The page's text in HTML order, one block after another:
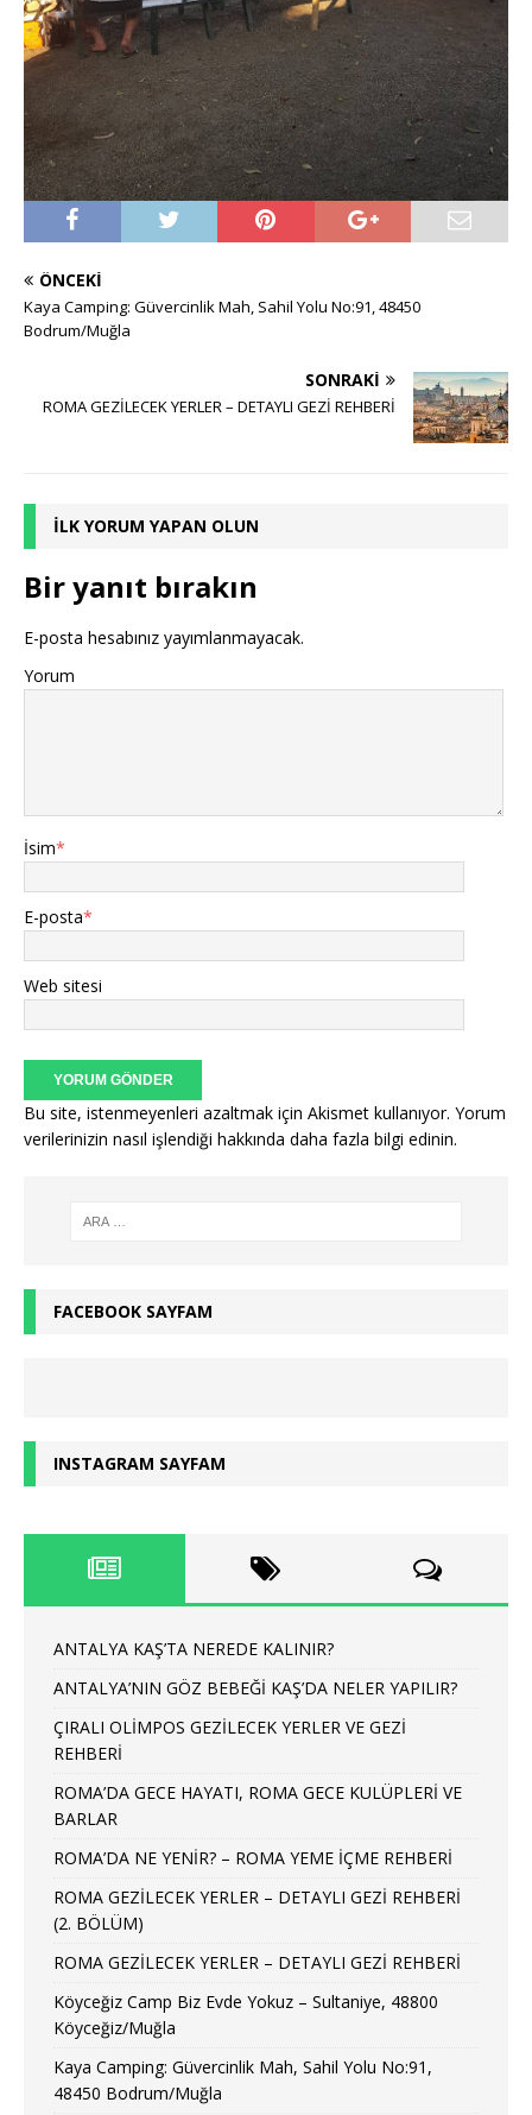
ÖNCEKI
Kaya Camping: Güvercinlik Mah, Sahil Yolu No:91, 48450
Bodrum/Muğla
SONRAKI
ROMA GEZİLECEK YERLER – DETAYLI GEZİ REHBERİ
İLK YORUM YAPAN OLUN
Bir yanıt bırakın
E-posta hesabınız yayımlanmayacak.
Yorum
İsim*
E-posta*
Web sitesi
Bu site, istenmeyenleri azaltmak için Akismet kullanıyor. Yorum
verilerinizin nasıl işlendiği hakkında daha fazla bilgi edinin.
FACEBOOK SAYFAM
INSTAGRAM SAYFAM
ANTALYA KAŞ’TA NEREDE KALINIR?
ANTALYA’NIN GÖZ BEBEĞİ KAŞ’DA NELER YAPILIR?
ÇIRALI OLİMPOS GEZİLECEK YERLER VE GEZİ
REHBERİ
ROMA’DA GECE HAYATI, ROMA GECE KULÜPLERİ VE
BARLAR
ROMA’DA NE YENİR? – ROMA YEME İÇME REHBERİ
ROMA GEZİLECEK YERLER – DETAYLI GEZİ REHBERİ
(2. BÖLÜM)
ROMA GEZİLECEK YERLER – DETAYLI GEZİ REHBERİ
Köyceğiz Camp Biz Evde Yokuz – Sultaniye, 48800
Köyceğiz/Muğla
Kaya Camping: Güvercinlik Mah, Sahil Yolu No:91,
48450 Bodrum/Muğla